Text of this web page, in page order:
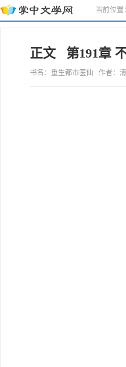
当前位置
正文 第191章
书名：重生都市医仙 作者：